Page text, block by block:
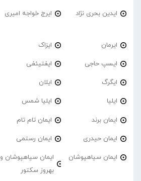
ایدین بحری نژاد ایرج خواجه امیری
ایرمان ایزاک
ایسپ حاجی ایفتیئفی
ایگرگ ایلان
ایلیا ایلیا شمس
ایمان برند ایمان تام تام
ایمان حیدری ایمان رستمی
ایمان سیاهپوشان
ایمان سیاهپوشان و
بهروز سکتور